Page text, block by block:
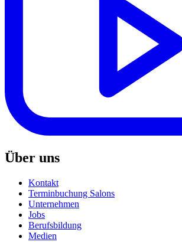
Über uns
Kontakt
Terminbuchung Salons
Unternehmen
Jobs
Berufsbildung
Medien